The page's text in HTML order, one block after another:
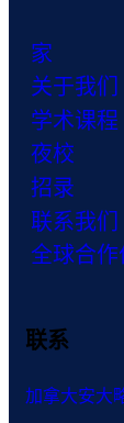
家
关于我们
学术课程
夜校
招录
联系我们
全球合作
联系
加拿大安大